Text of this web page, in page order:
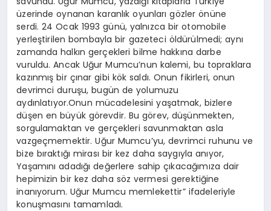
üzerinde oynanan karanlık oyunları gözler önüne
serdi. 24 Ocak 1993 günü, yalnızca bir otomobile
yerleştirilen bombayla bir gazeteci öldürülmedi; aynı
zamanda halkın gerçekleri bilme hakkına darbe
vuruldu. Ancak Uğur Mumcu’nun kalemi, bu topraklara
kazınmış bir çınar gibi kök saldı. Onun fikirleri, onun
devrimci duruşu, bugün de yolumuzu
aydınlatıyor.Onun mücadelesini yaşatmak, bizlere
düşen en büyük görevdir. Bu görev, düşünmekten,
sorgulamaktan ve gerçekleri savunmaktan asla
vazgeçmemektir. Uğur Mumcu’yu, devrimci ruhunu ve
bize bıraktığı mirası bir kez daha saygıyla anıyor,
Yaşamını adadığı değerlere sahip çıkacağımıza dair
hepimizin bir kez daha söz vermesi gerektiğine
inanıyorum. Uğur Mumcu memlekettir” ifadeleriyle
konuşmasını tamamladı.